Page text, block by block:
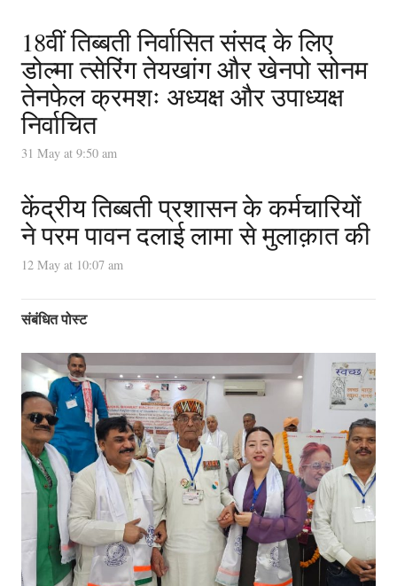
18वीं तिब्बती निर्वासित संसद के लिए
डोल्मा त्सेरिंग तेयखांग और खेनपो सोनम
तेनफेल क्रमशः अध्यक्ष और उपाध्यक्ष
निर्वाचित
31 May at 9:50 am
केंद्रीय तिब्बती प्रशासन के कर्मचारियों
ने परम पावन दलाई लामा से मुलाक़ात की
12 May at 10:07 am
संबंधित पोस्ट